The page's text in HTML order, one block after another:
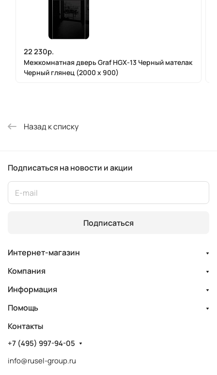
22 230р.
Межкомнатная дверь Graf HGX-13 Черный мателак
Черный глянец (2000 х 900)
Назад к списку
Подписаться на новости и акции
Подписаться
Интернет-магазин
Компания
Информация
Помощь
Контакты
+7 (495) 997-94-05
info@rusel-group.ru